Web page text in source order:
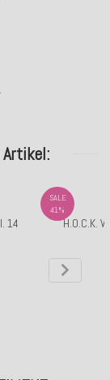
Artikel:
14
SALE
41%
H.O.C.K.